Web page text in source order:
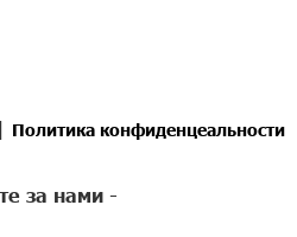
Политика конфиденцеальности
за нами -